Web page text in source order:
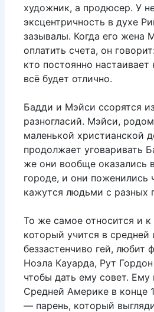
художник, а продюсер. У
эксцентричность в духе
зазывалы. Когда его жена
оплатить счета, он
кто постоянно
всё будет отлично.
Бадди и Мэйси ссорятся
разногласий. Мэйси,
маленькой христианской
продолжает уговаривать
же они вообще оказались
городе, и они поженились
кажутся людьми с разных
То же самое относится и
который учится в
беззастенчиво гей, любит
Ноэла Кауарда, Рут
чтобы дать ему совет.
Средней Америке в конце
— парень, который